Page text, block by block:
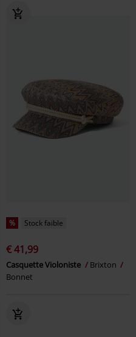
% Stock faible
€ 41,99
Casquette Violoniste
Brixton
Bonnet